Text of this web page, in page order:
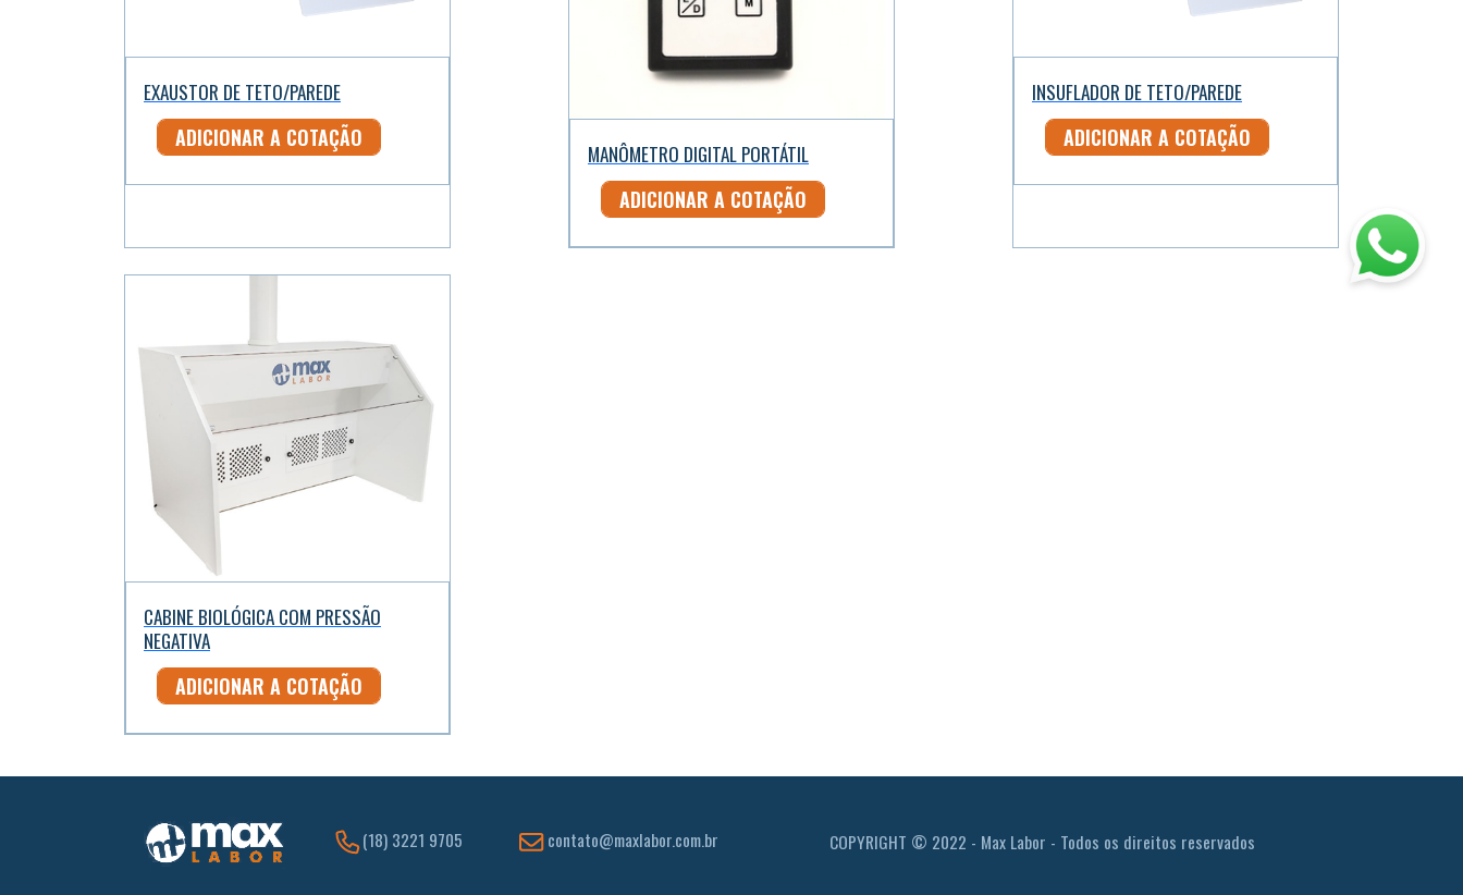
EXAUSTOR DE TETO/PAREDE
ADICIONAR A COTAÇÃO
MANÔMETRO DIGITAL PORTÁTIL
ADICIONAR A COTAÇÃO
INSUFLADOR DE TETO/PAREDE
ADICIONAR A COTAÇÃO
CABINE BIOLÓGICA COM PRESSÃO
NEGATIVA
ADICIONAR A COTAÇÃO
(18) 3221 9705 contato@maxlabor.com.br COPYRIGHT © 2022 - Max Labor - Todos os direitos reservados